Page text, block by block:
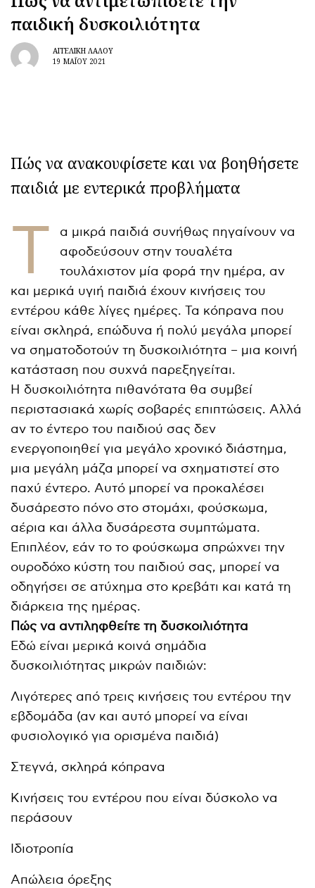
παιδική δυσκοιλιότητα
ΑΓΓΕΛΙΚΉ ΛΆΛΟΥ
19 ΜΑΪ́ΟΥ 2021
Πώς να ανακουφίσετε και να βοηθήσετε
παιδιά με εντερικά προβλήματα
Τ
α μικρά παιδιά συνήθως πηγαίνουν να
αφοδεύσουν στην τουαλέτα
τουλάχιστον μία φορά την ημέρα, αν
και μερικά υγιή παιδιά έχουν κινήσεις του
εντέρου κάθε λίγες ημέρες. Τα κόπρανα που
είναι σκληρά, επώδυνα ή πολύ μεγάλα μπορεί
να σηματοδοτούν τη δυσκοιλιότητα – μια κοινή
κατάσταση που συχνά παρεξηγείται.
Η δυσκοιλιότητα πιθανότατα θα συμβεί
περιστασιακά χωρίς σοβαρές επιπτώσεις. Αλλά
αν το έντερο του παιδιού σας δεν
ενεργοποιηθεί για μεγάλο χρονικό διάστημα,
μια μεγάλη μάζα μπορεί να σχηματιστεί στο
παχύ έντερο. Αυτό μπορεί να προκαλέσει
δυσάρεστο πόνο στο στομάχι, φούσκωμα,
αέρια και άλλα δυσάρεστα συμπτώματα.
Επιπλέον, εάν το το φούσκωμα σπρώχνει την
ουροδόχο κύστη του παιδιού σας, μπορεί να
οδηγήσει σε ατύχημα στο κρεβάτι και κατά τη
διάρκεια της ημέρας.
Πώς να αντιληφθείτε τη δυσκοιλιότητα
Εδώ είναι μερικά κοινά σημάδια
δυσκοιλιότητας μικρών παιδιών:
Λιγότερες από τρεις κινήσεις του εντέρου την
εβδομάδα (αν και αυτό μπορεί να είναι
φυσιολογικό για ορισμένα παιδιά)
Στεγνά, σκληρά κόπρανα
Κινήσεις του εντέρου που είναι δύσκολο να
περάσουν
Ιδιοτροπία
Απώλεια όρεξης